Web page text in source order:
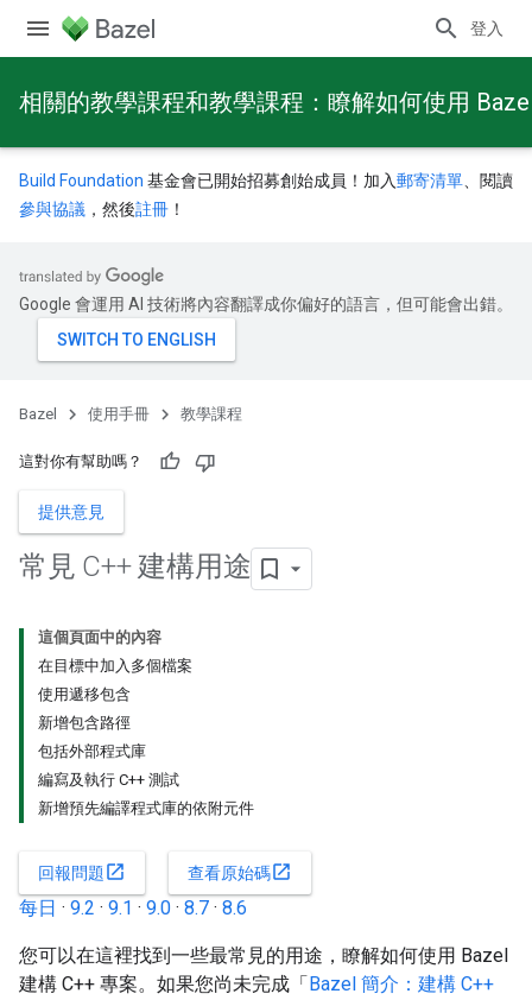
登入
相關的教學課程和教學課程：瞭解如何使用
Build Foundation 基金會已開始招募創始成員！加入郵寄清單 、閱讀
參與協議 ，然後註冊 ！
Google 會運用 AI 技術將內容翻譯成你偏好的語言，但可能會出錯。
Bazel 使用手冊 教學課程
這對你有幫助嗎？
提供意見
常見 C++ 建構用途
這個頁面中的內容
在目標中加入多個檔案
使用遞移包含
新增包含路徑
包括外部程式庫
編寫及執行 C++ 測試
新增預先編譯程式庫的依附元件
回報問題open_in_new 查看原始碼open_in_new
每日 · 9.2 · 9.1 · 9.0 · 8.7 · 8.6
您可以在這裡找到一些最常見的用途，瞭解如何使用 Bazel
建構 C++ 專案。如果您尚未完成「Bazel 簡介：建構 C++